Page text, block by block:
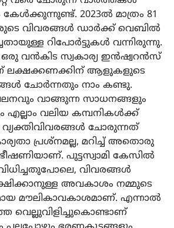
2023ല്‍ മാത്രം 81
വിവരങ്ങള്‍ ഡാര്‍ക്ക് വെബില്‍
റിപോര്‍ട്ടുകള്‍ വന്നിരുന്നു.
വന്‍കിട സ്വകാര്യ ഇന്‍ഷ്വറന്‍സ്
ലക്ഷക്കണക്കിന് ആളുകളുടെ
ചോര്‍ന്നതും നാം കണ്ടു.
വാങ്ങുന്ന സാധനങ്ങളും
വലിയ കമ്പനികള്‍ക്ക്
വ്യക്തിവിവരങ്ങള്‍ ചോരുന്നത്
പ്രശ്നമല്ല, മറിച്ച് അതൊരു
പുട്ടസ്വാമി കേസില്‍
വിവരങ്ങള്‍
അവകാശം നമ്മുടെ
മൗലികാവകാശമാണ്. എന്നാല്‍